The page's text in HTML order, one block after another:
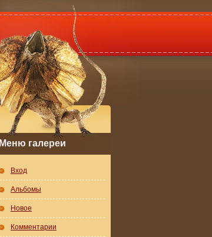
Меню галереи
Вход
Альбомы
Новое
Комментарии